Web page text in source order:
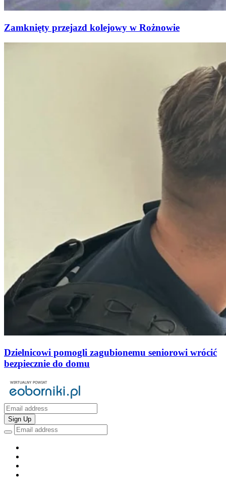
Zamknięty przejazd kolejowy w Rożnowie
Dzielnicowi pomogli zagubionemu seniorowi wrócić
bezpiecznie do domu
Sign Up